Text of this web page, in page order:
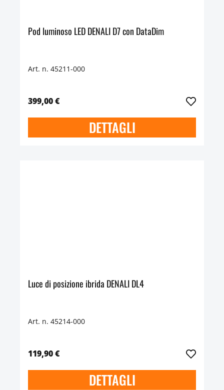
Pod luminoso LED DENALI D7 con DataDim
Art. n. 45211-000
399,00 €
DETTAGLI
Luce di posizione ibrida DENALI DL4
Art. n. 45214-000
119,90 €
DETTAGLI